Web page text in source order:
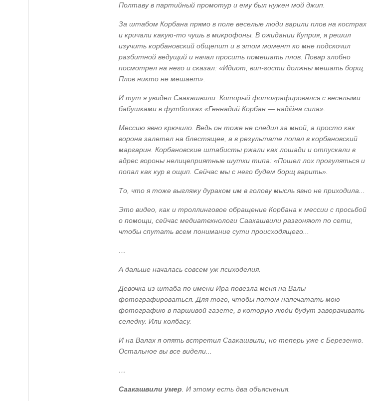
Полтаву в партийный промотур и ему был нужен мой джип.
За штабом Корбана прямо в поле веселые люди варили плов на кострах
и кричали какую-то чушь в микрофоны. В ожидании Куприя, я решил
изучить корбановский общепит и в этом момент ко мне подскочил
разбитной ведущий и начал просить помешать плов. Повар злобно
посмотрел на него и сказал: «Идиот, вип-гости должны мешать борщ.
Плов никто не мешает».
И тут я увидел Саакашвили. Который фотографировался с веселыми
бабушками в футболках «Геннадий Корбан — надійна сила».
Мессию явно крючило. Ведь он тоже не следил за мной, а просто как
ворона залетел на блестящее, а в результате попал в корбановский
маргарин. Корбановские штабисты ржали как лошади и отпускали в
адрес вороны нелицеприятные шутки типа: «Пошел лох прогуляться и
попал как кур в ощип. Сейчас мы с него будем борщ варить».
То, что я тоже выгляжу дураком им в голову мысль явно не приходила...
Это видео, как и троллинговое обращение Корбана к мессии с просьбой
о помощи, сейчас медиатехнологи Саакашвили разгоняют по сети,
чтобы спутать всем понимание сути происходящего...
…
А дальше началась совсем уж психоделия.
Девочка из штаба по имени Ира повезла меня на Валы
фотографироваться. Для того, чтобы потом напечатать мою
фотографию в паршивой газете, в которую люди будут заворачивать
селедку. Или колбасу.
И на Валах я опять встретил Саакашвили, но теперь уже с Березенко.
Остальное вы все видели...
…
Саакашвили умер . И этому есть два объяснения.